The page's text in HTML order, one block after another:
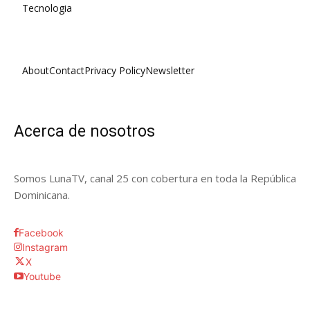
Tecnologia
AboutContactPrivacy PolicyNewsletter
Acerca de nosotros
Somos LunaTV, canal 25 con cobertura en toda la República
Dominicana.
Facebook
Instagram
X
Youtube